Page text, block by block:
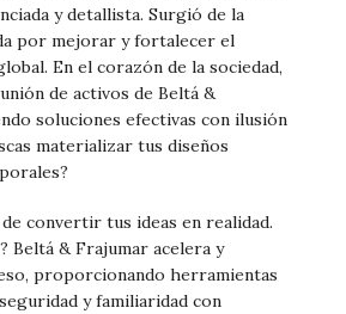
y detallista. Surgió de la
por mejorar y fortalecer el
En el corazón de la sociedad,
de activos de Beltá &
soluciones efectivas con ilusión
materializar tus diseños
convertir tus ideas en realidad.
Beltá & Frajumar acelera y
proporcionando herramientas
y familiaridad con